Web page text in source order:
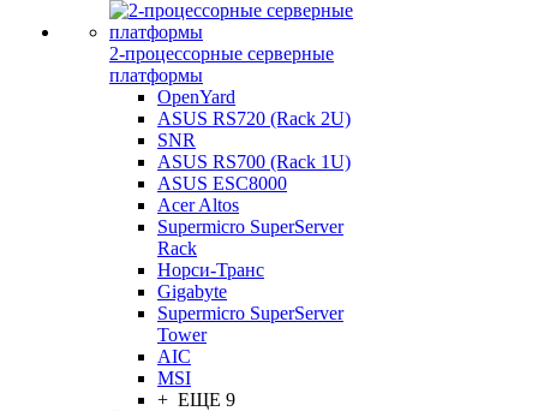
2-процессорные серверные
платформы
OpenYard
ASUS RS720 (Rack 2U)
SNR
ASUS RS700 (Rack 1U)
ASUS ESC8000
Acer Altos
Supermicro SuperServer
Rack
Норси-Транс
Gigabyte
Supermicro SuperServer
Tower
AIC
MSI
+ ЕЩЕ 9